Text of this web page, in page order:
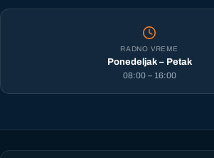
RADNO VREME
Ponedeljak – Petak
08:00 – 16:00